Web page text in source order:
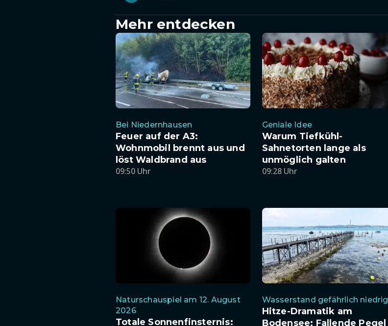
Mehr entdecken
Bei Niedernhausen
Feuer auf der A3:
Wohnmobil brennt aus und
löst Waldbrand aus
09:50 Uhr
Geniale Idee
Warum Tiefkühl-
Sahnetorten lange als
unmöglich galten
09:28 Uhr
Naturschauspiel am 12. August
2026
Totale Sonnenfinsternis:
Wasserstand gefährlich niedrig
Hitze-Dramatik am
Bodensee: Fallende Pegel